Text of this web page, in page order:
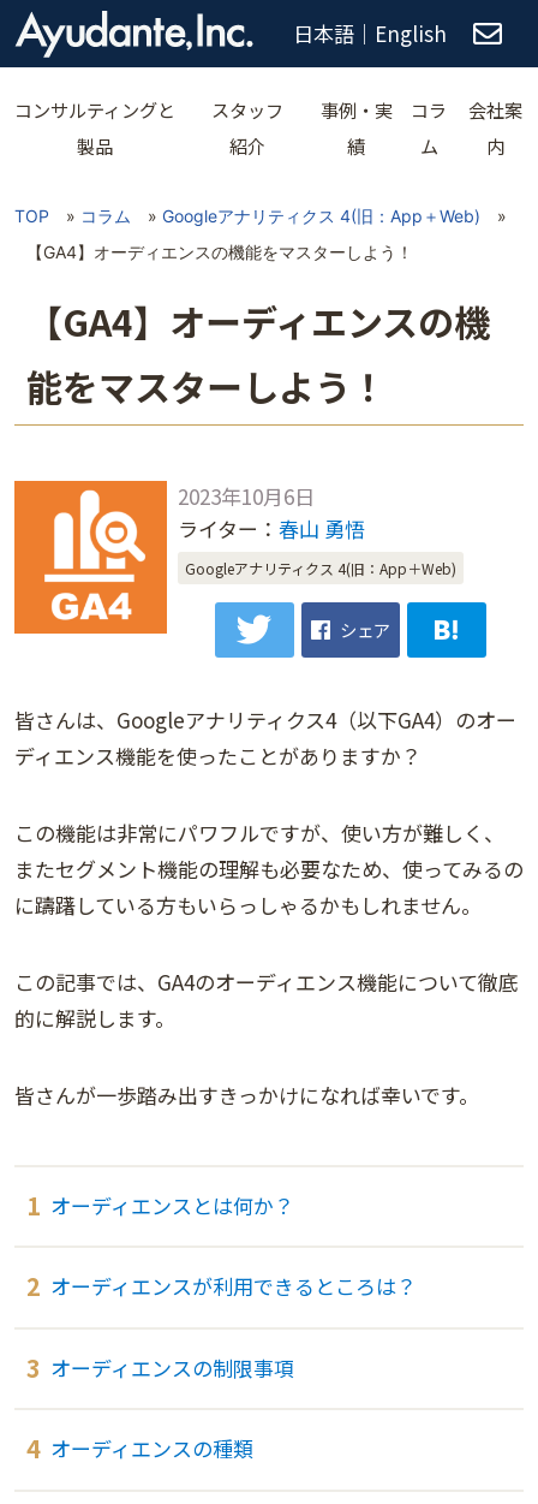
日本語 ｜ English
コンサルティングと
製品
スタッフ
紹介
事例・実
績
コラ
ム
会社案
内
TOP » コラム » Googleアナリティクス 4(旧：App＋Web)
»
【GA4】オーディエンスの機能をマスターしよう！
【GA4】オーディエンスの機
能をマスターしよう！
2023年10月6日
ライター： 春山 勇悟
Googleアナリティクス 4(旧：App＋Web)
シェア
皆さんは、Googleアナリティクス4（以下GA4）のオー
ディエンス機能を使ったことがありますか？
この機能は非常にパワフルですが、使い方が難しく、
またセグメント機能の理解も必要なため、使ってみるの
に躊躇している方もいらっしゃるかもしれません。
この記事では、GA4のオーディエンス機能について徹底
的に解説します。
皆さんが一歩踏み出すきっかけになれば幸いです。
オーディエンスとは何か？
オーディエンスが利用できるところは？
オーディエンスの制限事項
オーディエンスの種類